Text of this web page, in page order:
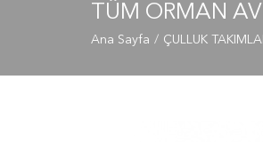
TÜM ORMAN
Ana Sayfa ÇULLUK